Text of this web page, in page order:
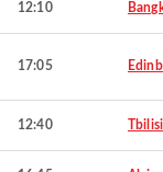
12:10
17:05
12:40 Tbilisi